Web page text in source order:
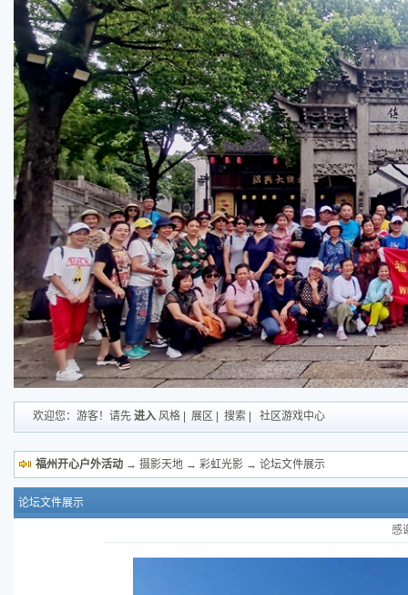
欢迎您：游客！请先 进入 风格 展区 搜索| 社区游戏中心
福州开心户外活动→ 摄影天地→ 彩虹光影→ 论坛文件展示
论坛文件展示
感